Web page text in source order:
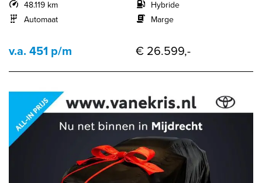
48.119 km
Automaat
Hybride
Marge
v.a. 451 p/m € 26.599,-